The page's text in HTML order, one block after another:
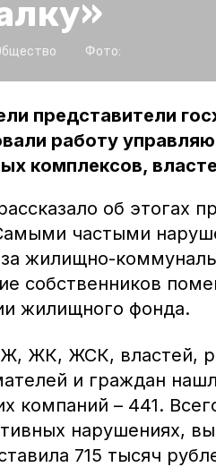
Фото:
представители
работу
комплексов,
об этогах
частыми
жилищно-
собственников
жилищного фонда.
ЖК, ЖСК, властей,
и граждан
компаний – 441.
нарушениях,
715 тысяч